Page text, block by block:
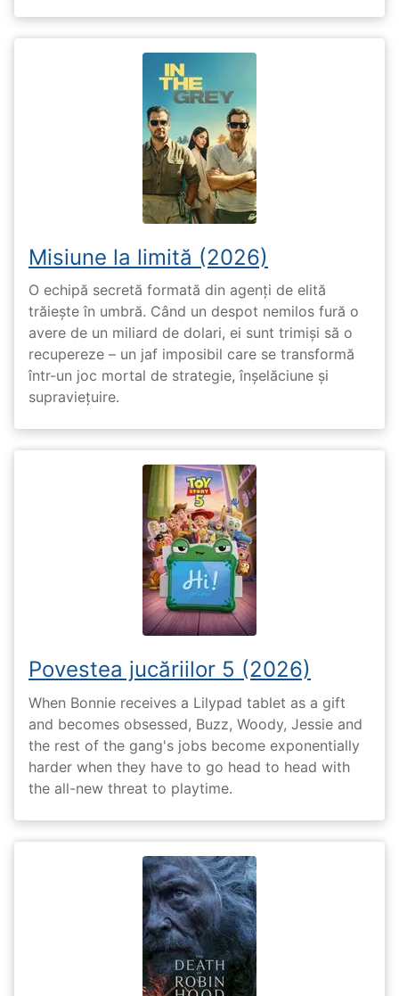
Misiune la limită (2026)
O echipă secretă formată din agenți de elită
trăiește în umbră. Când un despot nemilos fură o
avere de un miliard de dolari, ei sunt trimiși să o
recupereze – un jaf imposibil care se transformă
într-un joc mortal de strategie, înșelăciune și
supraviețuire.
Povestea jucăriilor 5 (2026)
When Bonnie receives a Lilypad tablet as a gift
and becomes obsessed, Buzz, Woody, Jessie and
the rest of the gang's jobs become exponentially
harder when they have to go head to head with
the all-new threat to playtime.